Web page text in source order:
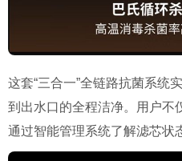
这套“三合一”全链路抗菌系统
到出水口的全程洁净。用户不
通过智能管理系统了解滤芯状